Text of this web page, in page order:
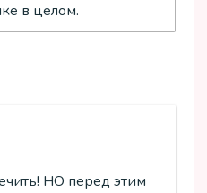
в целом.
НО перед этим